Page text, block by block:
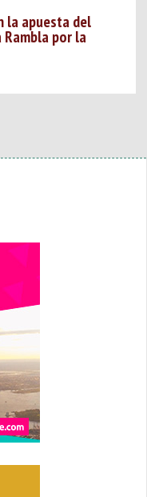
la apuesta del
Rambla por la